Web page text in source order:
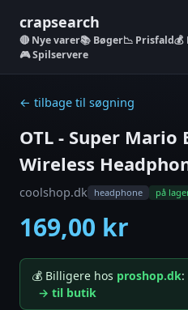
crapsearch
Nye varer📚 Bøger📉 Prisfald💰
🎮 Spilservere
← tilbage til søgning
OTL - Super Mario
Wireless
coolshop.dk headphone på
169,00 kr
💰 Billigere hos proshop.dk
→ til butik